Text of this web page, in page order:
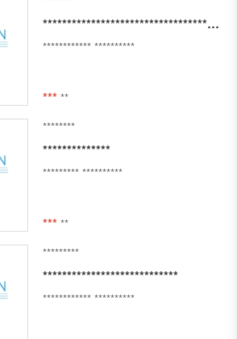
***************************************************************
************ **********
*** **
********
**************
********* **********
*** **
*********
****************************
************ **********